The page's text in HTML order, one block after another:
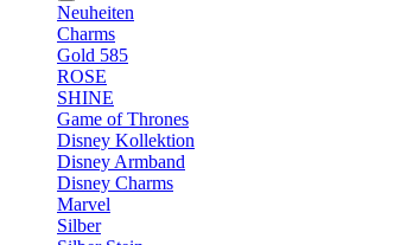
Neuheiten
Charms
Gold 585
ROSE
SHINE
Game of Thrones
Disney Kollektion
Disney Armband
Disney Charms
Marvel
Silber